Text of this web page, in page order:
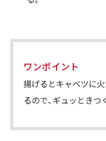
ワンポイント
揚げるとキャベツに
るので、ギュッときつ